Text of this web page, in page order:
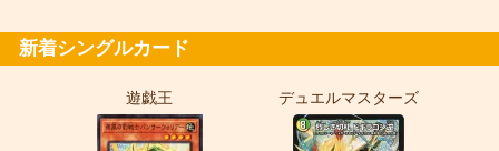
新着シングルカード
遊戯王 デュエルマスターズ